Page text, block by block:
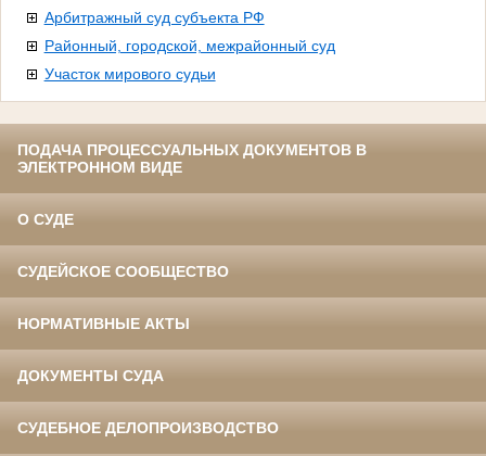
Арбитражный суд субъекта РФ
Районный, городской, межрайонный суд
Участок мирового судьи
ПОДАЧА ПРОЦЕССУАЛЬНЫХ ДОКУМЕНТОВ В
ЭЛЕКТРОННОМ ВИДЕ
О СУДЕ
СУДЕЙСКОЕ СООБЩЕСТВО
НОРМАТИВНЫЕ АКТЫ
ДОКУМЕНТЫ СУДА
СУДЕБНОЕ ДЕЛОПРОИЗВОДСТВО